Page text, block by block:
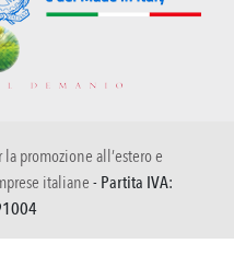
la promozione all’estero e
italiane - Partita IVA: